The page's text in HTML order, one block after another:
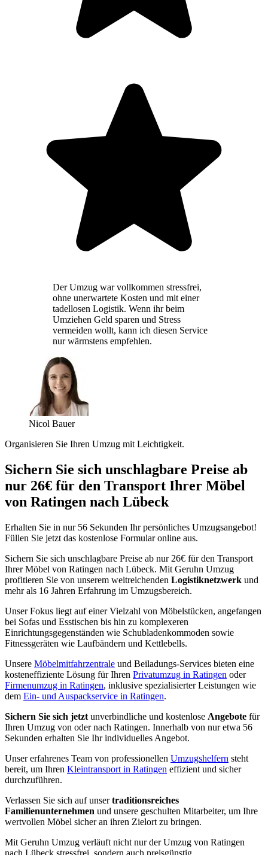
Der Umzug war vollkommen stressfrei,
ohne unerwartete Kosten und mit einer
tadellosen Logistik. Wenn ihr beim
Umziehen Geld sparen und Stress
vermeiden wollt, kann ich diesen Service
nur wärmstens empfehlen.
Nicol Bauer
Organisieren Sie Ihren Umzug mit Leichtigkeit.
Sichern Sie sich unschlagbare Preise ab
nur 26€ für den Transport Ihrer Möbel
von Ratingen nach Lübeck
Erhalten Sie in nur 56 Sekunden Ihr persönliches Umzugsangebot!
Füllen Sie jetzt das kostenlose Formular online aus.
Sichern Sie sich unschlagbare Preise ab nur 26€ für den Transport
Ihrer Möbel von Ratingen nach Lübeck. Mit Geruhn Umzug
profitieren Sie von unserem weitreichenden Logistiknetzwerk und
mehr als 16 Jahren Erfahrung im Umzugsbereich.
Unser Fokus liegt auf einer Vielzahl von Möbelstücken, angefangen
bei Sofas und Esstischen bis hin zu komplexeren
Einrichtungsgegenständen wie Schubladenkommoden sowie
Fitnessgeräten wie Laufbändern und Kettlebells.
Unsere Möbelmitfahrzentrale und Beiladungs-Services bieten eine
kosteneffiziente Lösung für Ihren Privatumzug in Ratingen oder
Firmenumzug in Ratingen, inklusive spezialisierter Leistungen wie
dem Ein- und Auspackservice in Ratingen.
Sichern Sie sich jetzt unverbindliche und kostenlose Angebote für
Ihren Umzug von oder nach Ratingen. Innerhalb von nur etwa 56
Sekunden erhalten Sie Ihr individuelles Angebot.
Unser erfahrenes Team von professionellen Umzugshelfern steht
bereit, um Ihren Kleintransport in Ratingen effizient und sicher
durchzuführen.
Verlassen Sie sich auf unsertraditionsreiches
Familienunternehmen und unsere geschulten Mitarbeiter, um Ihre
wertvollen Möbel sicher an ihren Zielort zu bringen.
Mit Geruhn Umzug verläuft nicht nur der Umzug von Ratingen
nach Lübeck stressfrei, sondern auch preisgünstig.